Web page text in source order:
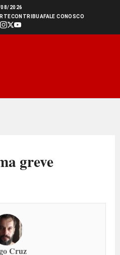
2026
CONTRIBUAFALE CONOSCO
greve
Cruz